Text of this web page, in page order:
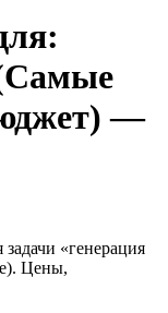
—
«генерация
Цены,